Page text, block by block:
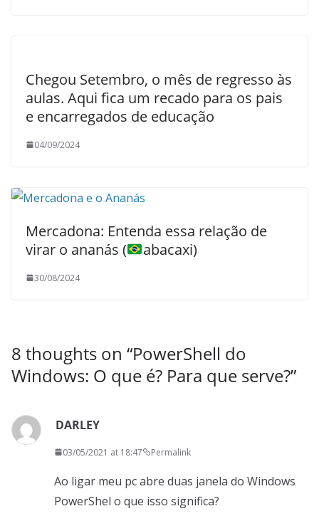
Chegou Setembro, o mês de regresso às
aulas. Aqui fica um recado para os pais
e encarregados de educação
04/09/2024
Mercadona: Entenda essa relação de
virar o ananás (
abacaxi)
30/08/2024
8 thoughts on “PowerShell do
Windows: O que é? Para que serve?”
DARLEY
03/05/2021 at 18:47 Permalink
Ao ligar meu pc abre duas janela do Windows
PowerShel o que isso significa?